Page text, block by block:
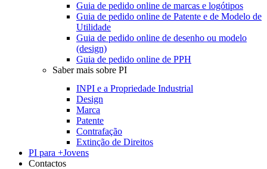
Guia de pedido online de marcas e logótipos
Guia de pedido online de Patente e de Modelo de
Utilidade
Guia de pedido online de desenho ou modelo
(design)
Guia de pedido online de PPH
Saber mais sobre PI
INPI e a Propriedade Industrial
Design
Marca
Patente
Contrafação
Extinção de Direitos
PI para +Jovens
Contactos